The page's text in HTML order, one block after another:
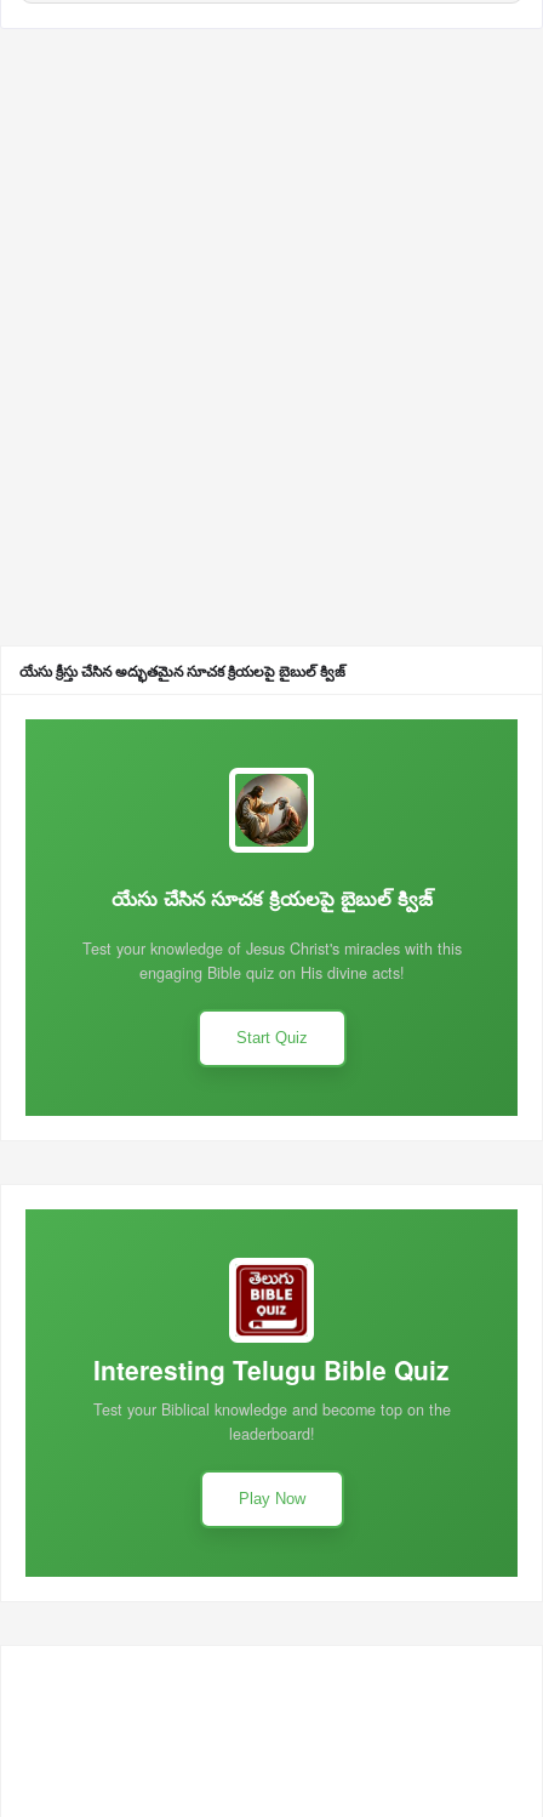
యేసు క్రీస్తు చేసిన అద్భుతమైన సూచక క్రియలపై బైబుల్ క్విజ్
యేసు చేసిన సూచక క్రియలపై బైబుల్ క్విజ్
Test your knowledge of Jesus Christ's miracles with this
engaging Bible quiz on His divine acts!
Start Quiz
Interesting Telugu Bible Quiz
Test your Biblical knowledge and become top on the
leaderboard!
Play Now